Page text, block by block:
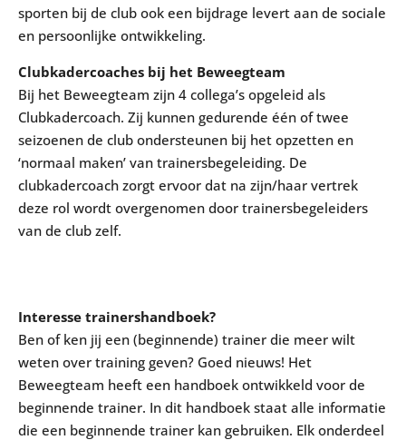
sporten bij de club ook een bijdrage levert aan de sociale
en persoonlijke ontwikkeling.
Clubkadercoaches bij het Beweegteam
Bij het Beweegteam zijn 4 collega’s opgeleid als
Clubkadercoach. Zij kunnen gedurende één of twee
seizoenen de club ondersteunen bij het opzetten en
‘normaal maken’ van trainersbegeleiding. De
clubkadercoach zorgt ervoor dat na zijn/haar vertrek
deze rol wordt overgenomen door trainersbegeleiders
van de club zelf.
Interesse trainershandboek?
Ben of ken jij een (beginnende) trainer die meer wilt
weten over training geven? Goed nieuws! Het
Beweegteam heeft een handboek ontwikkeld voor de
beginnende trainer. In dit handboek staat alle informatie
die een beginnende trainer kan gebruiken. Elk onderdeel